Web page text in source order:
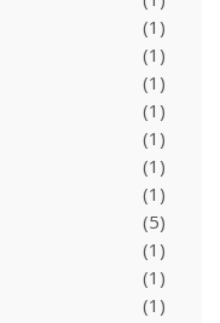
(1)
(1)
(1)
(1)
(1)
(1)
(1)
(5)
(1)
(1)
(1)